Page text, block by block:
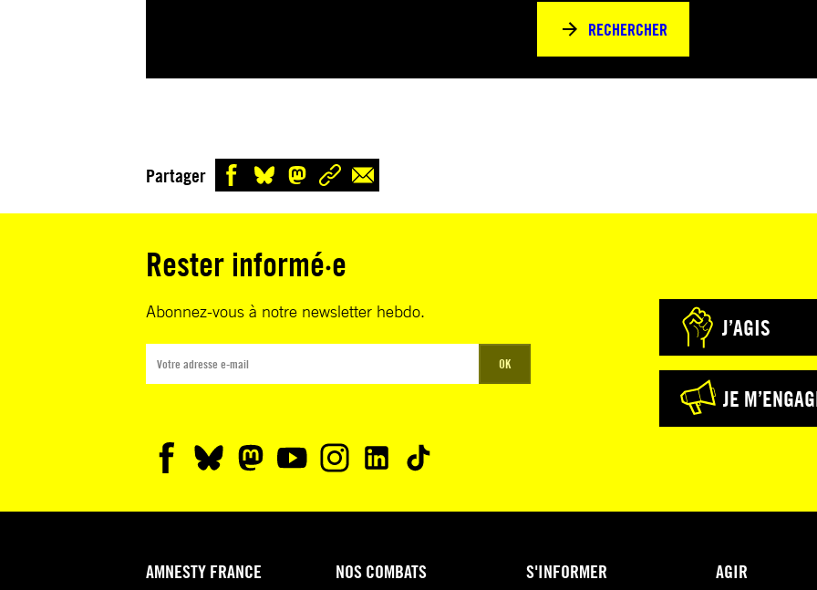
RECHERCHER
Partager
Rester informé·e
Abonnez-vous à notre newsletter hebdo.
OK
J’AGIS
JE
AMNESTY FRANCE NOS COMBATS S'INFORMER AGIR